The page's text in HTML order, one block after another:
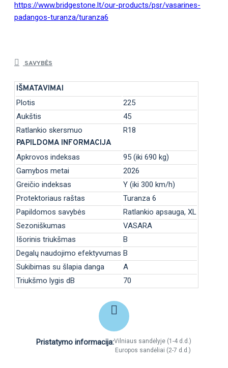
https://www.bridgestone.lt/our-products/psr/vasarines-
padangos-turanza/turanza6
SAVYBĖS
IŠMATAVIMAI
Plotis
225
Aukštis
45
Ratlankio skersmuo
R18
PAPILDOMA INFORMACIJA
Apkrovos indeksas
95 (iki 690 kg)
Gamybos metai
2026
Greičio indeksas
Y (iki 300 km/h)
Protektoriaus raštas
Turanza 6
Papildomos savybės
Ratlankio apsauga, XL
Sezoniškumas
VASARA
Išorinis triukšmas
B
Degalų naudojimo efektyvumas B
Sukibimas su šlapia danga
A
Triukšmo lygis dB
70
Pristatymo informacija:Vilniaus sandėlyje (1-4 d.d.)
Europos sandėliai (2-7 d.d.)